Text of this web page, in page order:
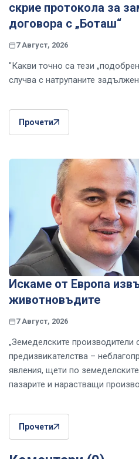
скрие протокола за
договора с „Боташ“
7 Август, 2026
"Какви точно са тези
случва с натрупаните
Прочети
Искаме от Европа
животновъдите
7 Август, 2026
„Земеделските производители
предизвикателства –
явления, щети по
пазарите и нарастващи
Прочети